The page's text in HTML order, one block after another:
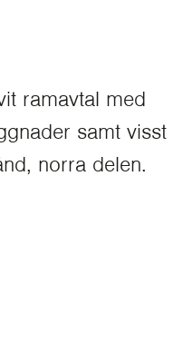
ramavtal med
samt visst
norra delen.